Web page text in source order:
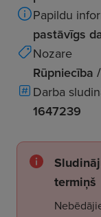
Papildu
pastāvīgs
Nozare
Rūpniecība
Darba
1647239
termiņš